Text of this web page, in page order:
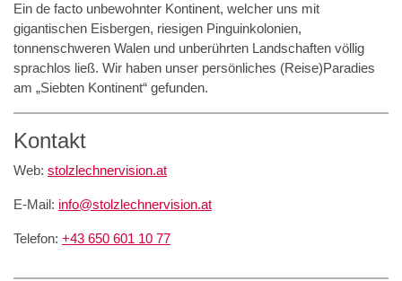
Ein de facto unbewohnter Kontinent, welcher uns mit
gigantischen Eisbergen, riesigen Pinguinkolonien,
tonnenschweren Walen und unberührten Landschaften völlig
sprachlos ließ. Wir haben unser persönliches (Reise)Paradies
am „Siebten Kontinent“ gefunden.
Kontakt
Web: stolzlechnervision.at
E-Mail: info@stolzlechnervision.at
Telefon: +43 650 601 10 77